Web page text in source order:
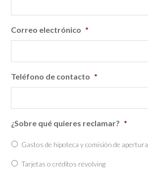
Correo electrónico *
Teléfono de contacto *
¿Sobre qué quieres reclamar? *
Gastos de hipoteca y comisión de apertura
Tarjetas o créditos revolving